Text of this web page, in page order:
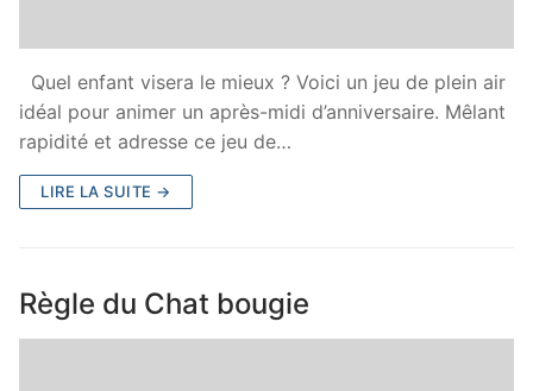
Quel enfant visera le mieux ? Voici un jeu de plein air
idéal pour animer un après-midi d’anniversaire. Mêlant
rapidité et adresse ce jeu de…
LIRE LA SUITE →
Règle du Chat bougie